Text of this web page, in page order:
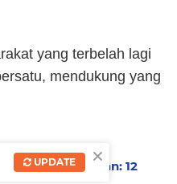
yang terbelah lagi
mendukung yang
Padangpariaman: 12
×
UPDATE